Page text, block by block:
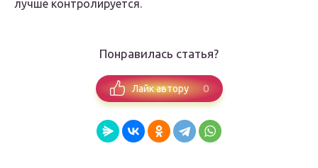
лучше контролируется.
Понравилась статья?
Лайк автору 0